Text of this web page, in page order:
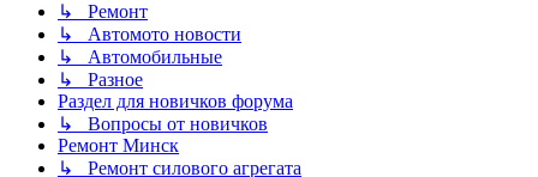
↳ Ремонт
↳ Автомото новости
↳ Автомобильные
↳ Разное
Раздел для новичков форума
↳ Вопросы от новичков
Ремонт Минск
↳ Ремонт силового агрегата